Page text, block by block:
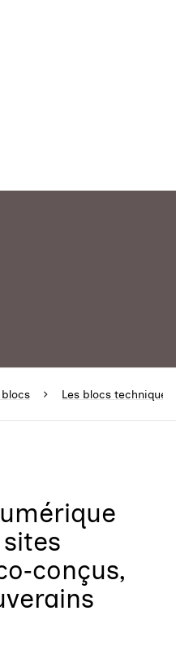
Les blocs techniques